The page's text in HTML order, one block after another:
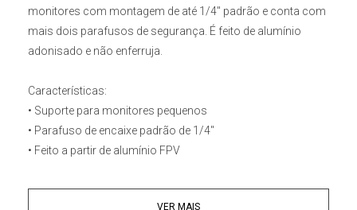
monitores com montagem de até 1/4" padrão e conta com
mais dois parafusos de segurança. É feito de alumínio
adonisado e não enferruja.
Características:
• Suporte para monitores pequenos
• Parafuso de encaixe padrão de 1/4"
• Feito a partir de alumínio FPV
VER MAIS